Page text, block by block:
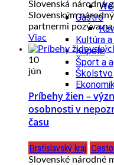
Gastro
Kultúra
Kúpele
Šport a
Školstvo
Slovenská národná
Slovenským
partnermi pozýva
Viac
10
jún
Príbehy žien –
osobnosti v
času
Bratislavský kraj
Slovenské národné